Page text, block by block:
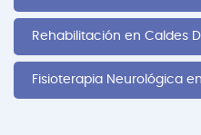
Rehabilitación en Caldes
Fisioterapia Neurológica